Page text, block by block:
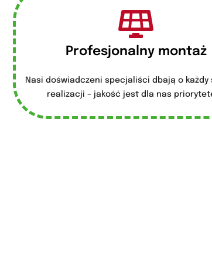
Profesjonalny montaż
Nasi doświadczeni specjaliści dbają o każdy
realizacji – jakość jest dla nas